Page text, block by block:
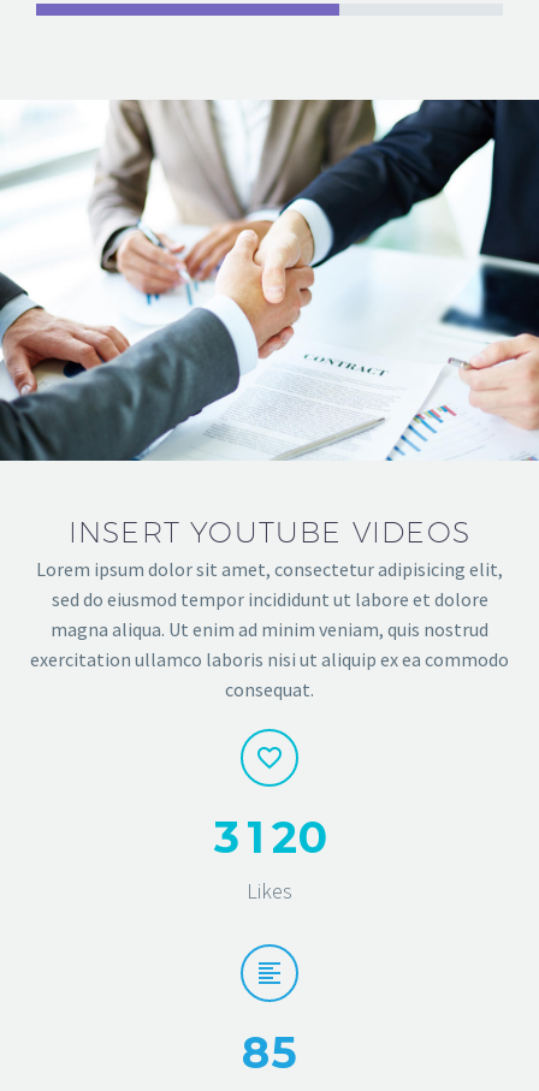
INSERT YOUTUBE VIDEOS
Lorem ipsum dolor sit amet, consectetur adipisicing elit,
sed do eiusmod tempor incididunt ut labore et dolore
magna aliqua. Ut enim ad minim veniam, quis nostrud
exercitation ullamco laboris nisi ut aliquip ex ea commodo
consequat.
31 20
Likes
85